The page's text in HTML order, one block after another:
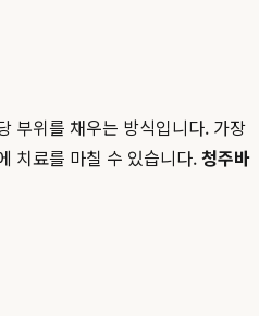
부위를 채우는 방식입니다. 가장
치료를 마칠 수 있습니다.청주바